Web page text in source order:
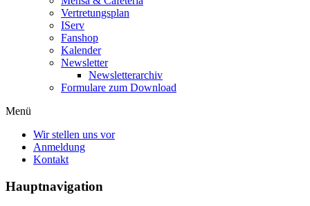
Vertretungsplan
IServ
Fanshop
Kalender
Newsletter
Newsletterarchiv
Formulare zum Download
Menü
Wir stellen uns vor
Anmeldung
Kontakt
Hauptnavigation